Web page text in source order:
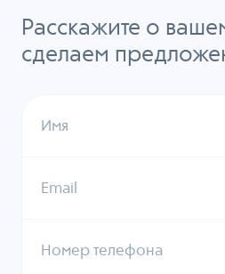
Расскажите о
сделаем
Имя
Email
Номер телефона